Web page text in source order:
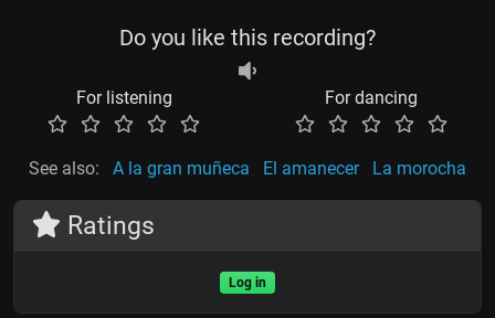
Do you like this recording?
For listening For dancing
See also: A la gran muñeca El amanecer La morocha
Ratings
Log in